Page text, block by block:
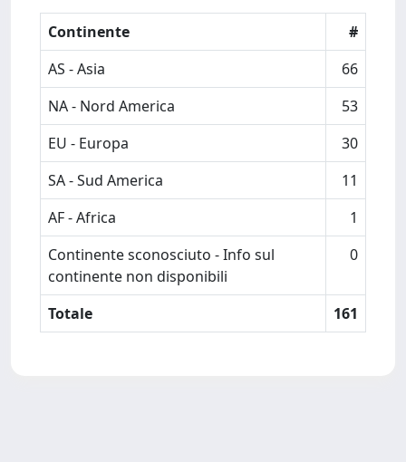
Continente
#
AS - Asia
66
NA - Nord America
53
EU - Europa
30
SA - Sud America
11
AF - Africa
1
Continente sconosciuto - Info sul
continente non disponibili
0
Totale 161